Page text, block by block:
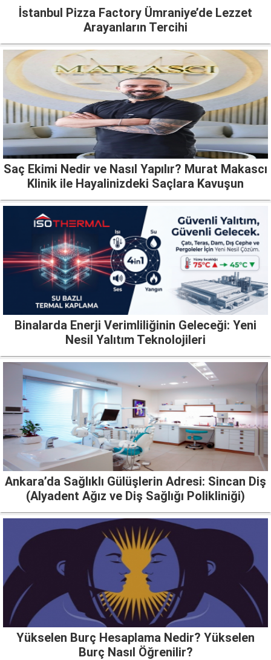
İstanbul Pizza Factory Ümraniye’de Lezzet
Arayanların Tercihi
Saç Ekimi Nedir ve Nasıl Yapılır? Murat Makascı
Klinik ile Hayalinizdeki Saçlara Kavuşun
Binalarda Enerji Verimliliğinin Geleceği: Yeni
Nesil Yalıtım Teknolojileri
Ankara’da Sağlıklı Gülüşlerin Adresi: Sincan Diş
(Alyadent Ağız ve Diş Sağlığı Polikliniği)
Yükselen Burç Hesaplama Nedir? Yükselen
Burç Nasıl Öğrenilir?